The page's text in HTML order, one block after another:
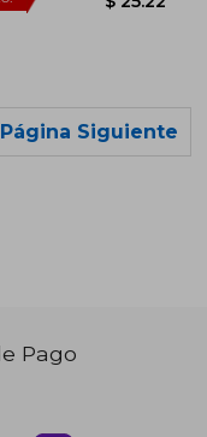
Página Siguiente
Pago